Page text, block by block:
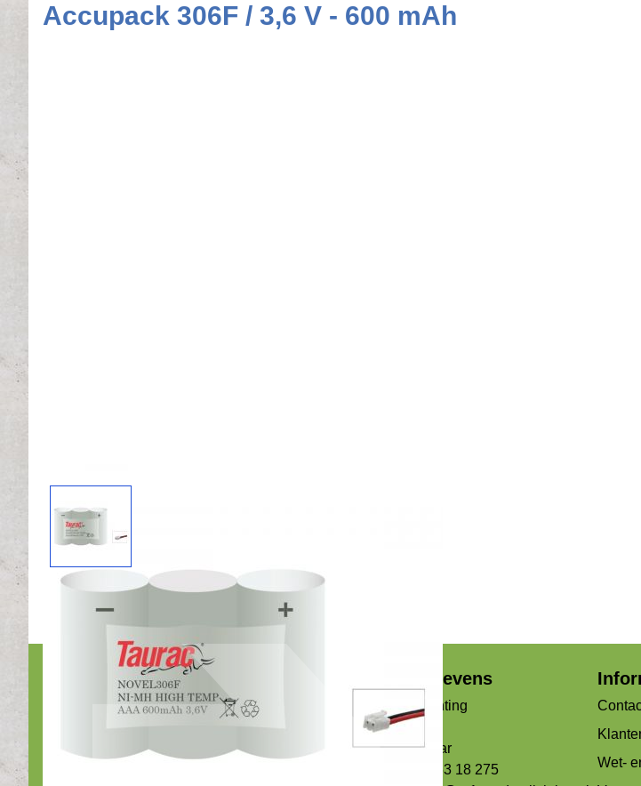
Accupack 306F / 3,6 V - 600 mAh
Bedrijfsgegevens
Nr1Noodverlichting
Otterkoog 99b
1822BX Alkmaar
Bel ons: 072 - 53 18 275
Wet-